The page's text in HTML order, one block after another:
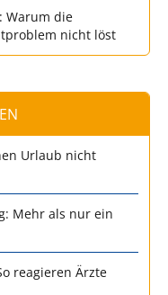
Warum die
nicht löst
Urlaub nicht
Mehr als nur ein
reagieren Ärzte